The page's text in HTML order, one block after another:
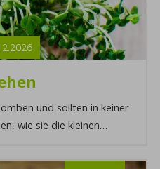
2026
und sollten in keiner
wie sie die kleinen